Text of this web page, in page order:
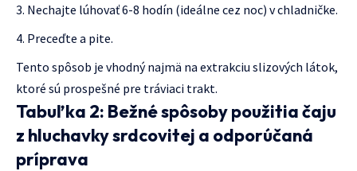
Nechajte lúhovať 6-8 hodín (ideálne cez noc) v chladničke.
Preceďte a pite.
Tento spôsob je vhodný najmä na extrakciu slizových látok,
ktoré sú prospešné pre tráviaci trakt.
Tabuľka 2: Bežné spôsoby použitia čaju
z hluchavky srdcovitej a odporúčaná
príprava